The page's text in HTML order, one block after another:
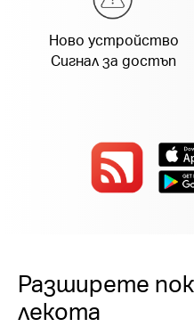
Ново устройство
Сигнал за достъп
Разширете
лекота